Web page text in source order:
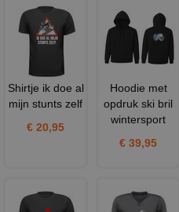
Shirtje ik doe al
mijn stunts zelf
€ 20,95
Hoodie met
opdruk ski bril
wintersport
€ 39,95